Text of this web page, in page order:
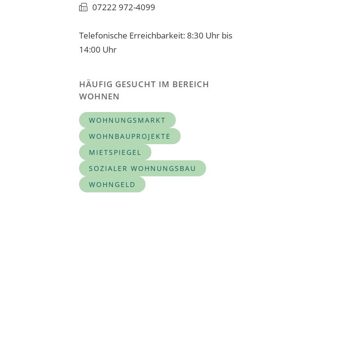
07222 972-4099
Telefonische Erreichbarkeit: 8:30 Uhr bis
14:00 Uhr
HÄUFIG GESUCHT IM BEREICH
WOHNEN
WOHNUNGSMARKT
WOHNBAUPROJEKTE
MIETSPIEGEL
SOZIALER WOHNUNGSBAU
WOHNGELD